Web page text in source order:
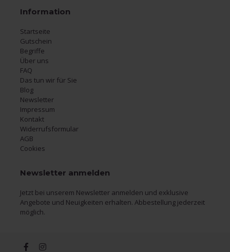
Information
Startseite
Gutschein
Begriffe
Über uns
FAQ
Das tun wir für Sie
Blog
Newsletter
Impressum
Kontakt
Widerrufsformular
AGB
Cookies
Newsletter anmelden
Jetzt bei unserem Newsletter anmelden und exklusive
Angebote und Neuigkeiten erhalten. Abbestellung jederzeit
möglich.